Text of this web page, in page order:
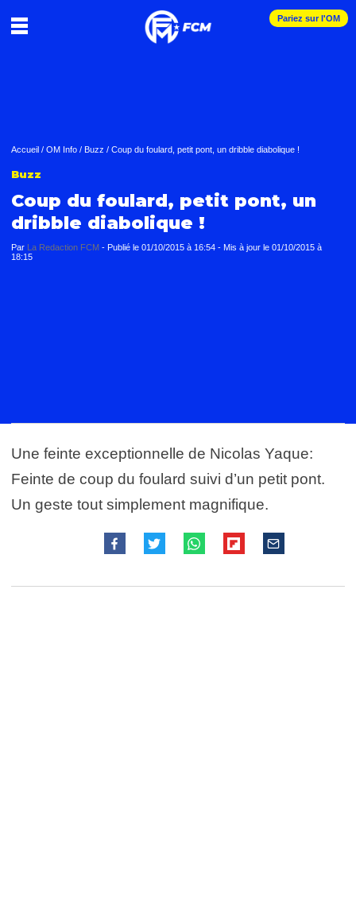
Pariez sur l'OM
Accueil / OM Info / Buzz / Coup du foulard, petit pont, un dribble diabolique !
Buzz
Coup du foulard, petit pont, un
dribble diabolique !
Par La Redaction FCM - Publié le 01/10/2015 à 16:54 - Mis à jour le 01/10/2015 à
18:15
Une feinte exceptionnelle de Nicolas Yaque:
Feinte de coup du foulard suivi d’un petit pont.
Un geste tout simplement magnifique.